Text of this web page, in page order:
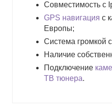
Совместимость с
GPS навигация с
Европы;
Система громкой
Наличие
Подключение
ТВ тюнера.